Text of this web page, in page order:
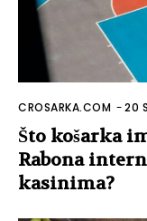
CROSARKA.COM -20
Što košarka
Rabona
kasinima?